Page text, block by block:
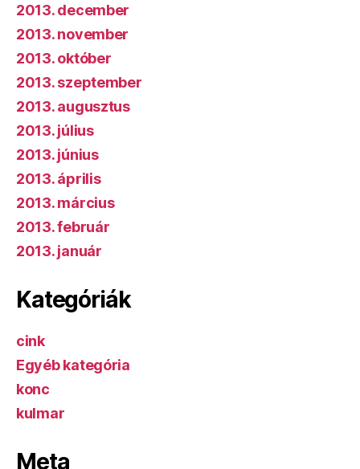
2013. december
2013. november
2013. október
2013. szeptember
2013. augusztus
2013. július
2013. június
2013. április
2013. március
2013. február
2013. január
Kategóriák
cink
Egyéb kategória
konc
kulmar
Meta